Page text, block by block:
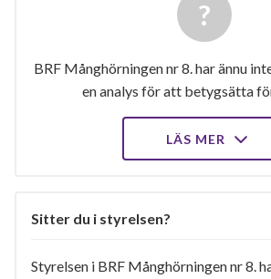
BRF Månghörningen nr 8. har ännu
en analys för att betygsätta
LÄS MER
Sitter du i styrelsen?
Styrelsen i BRF Månghörningen nr 8.